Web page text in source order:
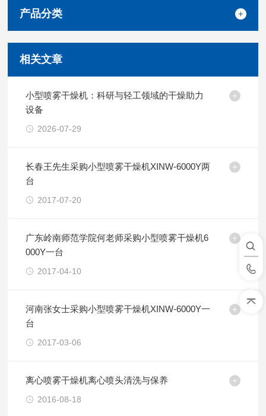
产品分类
相关文章
小型喷雾干燥机：科研与轻工领域的干燥助力
设备
2026-07-29
长春王先生采购小型喷雾干燥机XINW-6000Y两
台
2017-07-20
广东岭南师范学院何老师采购小型喷雾干燥机6
000Y一台
2017-04-10
河南张女士采购小型喷雾干燥机XINW-6000Y一
台
2017-03-06
离心喷雾干燥机离心喷头清洗与保养
2016-08-18